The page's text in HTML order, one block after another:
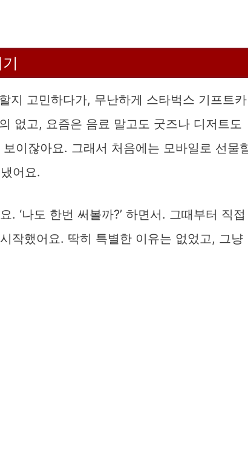
지 고민하다가, 무난하게 스타벅스 기프트카
없고, 요즘은 음료 말고도 굿즈나 디저트도
이잖아요. 그래서 처음에는 모바일로 선물
어요.
‘나도 한번 써볼까?’ 하면서. 그때부터 직접
작했어요. 딱히 특별한 이유는 없었고, 그냥